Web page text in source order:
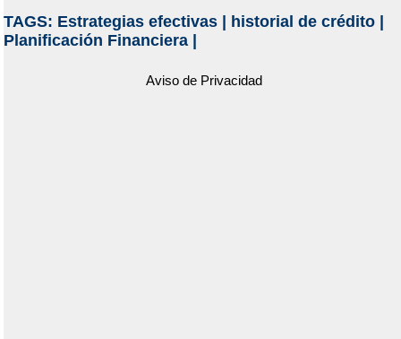
TAGS: Estrategias efectivas| historial de crédito|
Planificación Financiera|
Aviso de Privacidad